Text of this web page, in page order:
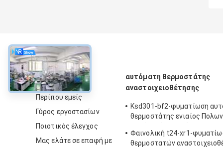
περίπου
Περίπου εμείς
Γύρος εργοστασίων
Ποιοτικός έλεγχος
Μας ελάτε σε επαφή με
αυτόματη θερμοστάτης
αναστοιχειοθέτησης
Ksd301-bf2-φυματίωση
θερμοστάτης ενιαίος
Φαινολική t24-xr1-
θερμοστατών